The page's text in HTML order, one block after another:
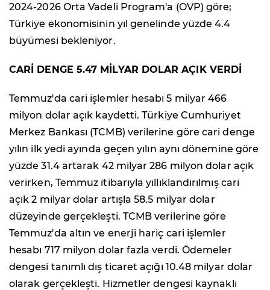
2024-2026 Orta Vadeli Program'a (OVP) göre;
Türkiye ekonomisinin yıl genelinde yüzde 4.4
büyümesi bekleniyor.
CARİ DENGE 5.47 MİLYAR DOLAR AÇIK VERDİ
Temmuz'da cari işlemler hesabı 5 milyar 466
milyon dolar açık kaydetti. Türkiye Cumhuriyet
Merkez Bankası (TCMB) verilerine göre cari denge
yılın ilk yedi ayında geçen yılın aynı dönemine göre
yüzde 31.4 artarak 42 milyar 286 milyon dolar açık
verirken, Temmuz itibarıyla yıllıklandırılmış cari
açık 2 milyar dolar artışla 58.5 milyar dolar
düzeyinde gerçekleşti. TCMB verilerine göre
Temmuz'da altın ve enerji hariç cari işlemler
hesabı 717 milyon dolar fazla verdi. Ödemeler
dengesi tanımlı dış ticaret açığı 10.48 milyar dolar
olarak gerçekleşti. Hizmetler dengesi kaynaklı